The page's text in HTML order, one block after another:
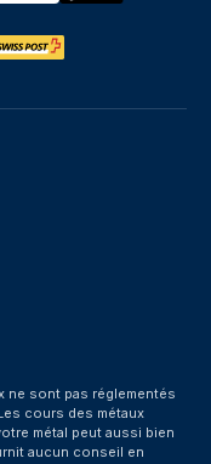
ne sont pas réglementés
cours des métaux
métal peut aussi bien
aucun conseil en